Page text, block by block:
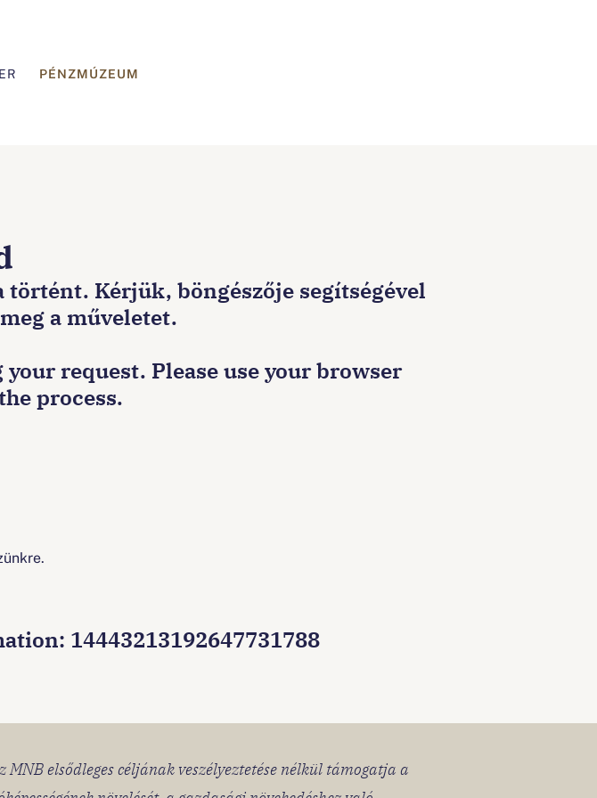
PÉNZMÚZEUM
Kérjük, böngészője segítségével
a műveletet.
request. Please use your browser
process.
14443213192647731788
elsődleges céljának veszélyeztetése nélkül támogatja a